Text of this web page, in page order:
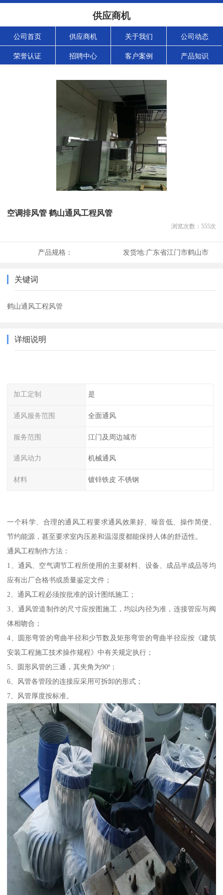
供应商机
公司首页 供应商机 关于我们 公司动态
荣誉认证 招聘中心 客户案例 产品知识
空调排风管 鹤山通风工程风管
浏览次数： 555次
产品规格： 发货地:广东省江门市鹤山市
关键词
鹤山通风工程风管
详细说明
加工定制 是
通风服务范围 全面通风
服务范围 江门及周边城市
通风动力 机械通风
材料 镀锌铁皮 不锈钢
一个科学、合理的通风工程要求通风效果好、噪音低、操作简便、
节约能源，甚至要求室内压差和温湿度都能保持人体的舒适性。
通风工程制作方法：
1、通风、空气调节工程所使用的主要材料、设备、成品半成品等均
应有出厂合格书或质量鉴定文件；
2、通风工程必须按批准的设计图纸施工；
3、通风管道制作的尺寸应按图施工，均以内径为准，连接管应与阀
体相吻合；
4、圆形弯管的弯曲半径和少节数及矩形弯管的弯曲半径应按《建筑
安装工程施工技术操作规程》中有关规定执行；
5、圆形风管的三通，其夹角为90º；
6、风管各管段的连接应采用可拆卸的形式；
7、风管厚度按标准。